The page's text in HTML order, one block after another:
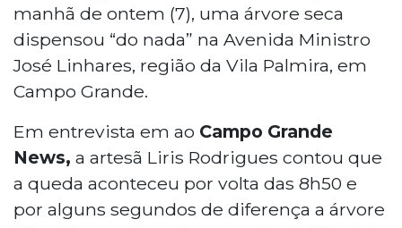
manhã de ontem (7), uma árvore seca
dispensou “do nada” na Avenida Ministro
José Linhares, região da Vila Palmira, em
Campo Grande.
Em entrevista em ao Campo Grande
News, a artesã Liris Rodrigues contou que
a queda aconteceu por volta das 8h50 e
por alguns segundos de diferença a árvore